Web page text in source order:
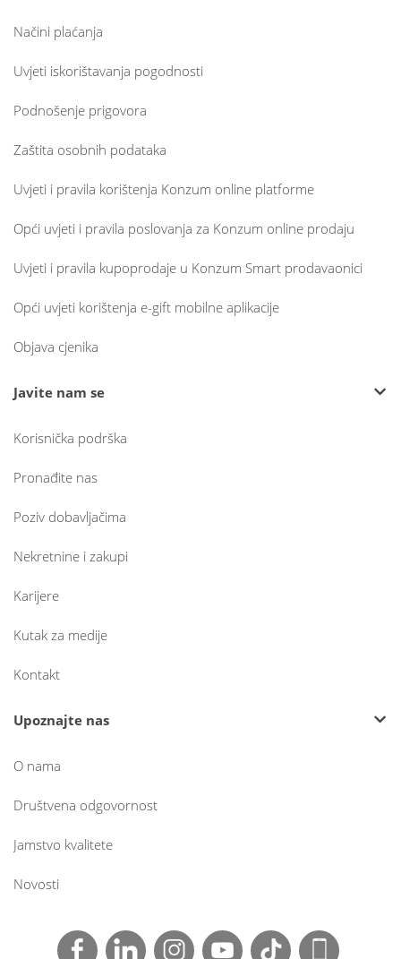
Načini plaćanja
Uvjeti iskorištavanja pogodnosti
Podnošenje prigovora
Zaštita osobnih podataka
Uvjeti i pravila korištenja Konzum online platforme
Opći uvjeti i pravila poslovanja za Konzum online prodaju
Uvjeti i pravila kupoprodaje u Konzum Smart prodavaonici
Opći uvjeti korištenja e-gift mobilne aplikacije
Objava cjenika
Javite nam se
Korisnička podrška
Pronađite nas
Poziv dobavljačima
Nekretnine i zakupi
Karijere
Kutak za medije
Kontakt
Upoznajte nas
O nama
Društvena odgovornost
Jamstvo kvalitete
Novosti